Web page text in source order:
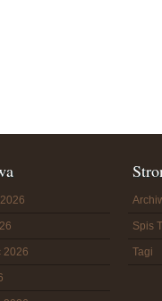
2026
Spis
Tagi